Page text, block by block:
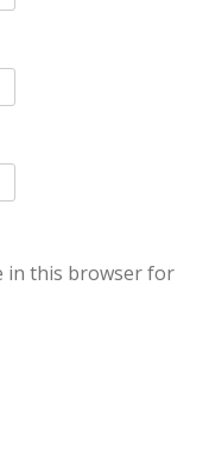
in this browser for